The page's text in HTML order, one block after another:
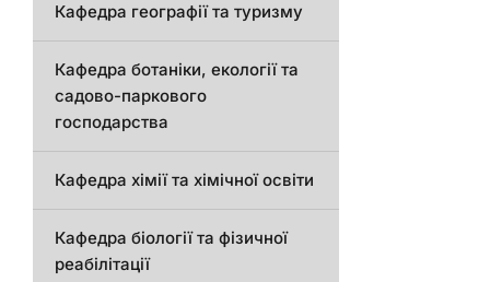
Кафедра географії та туризму
Кафедра ботаніки, екології та
садово-паркового
господарства
Кафедра хімії та хімічної освіти
Кафедра біології та фізичної
реабілітації